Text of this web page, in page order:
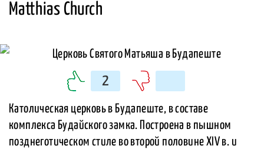
Matthias Church
2
Католическая церковь в Будапеште, в составе
комплекса Будайского замка. Построена в пышном
позднеготическом стиле во второй половине XIV в. и